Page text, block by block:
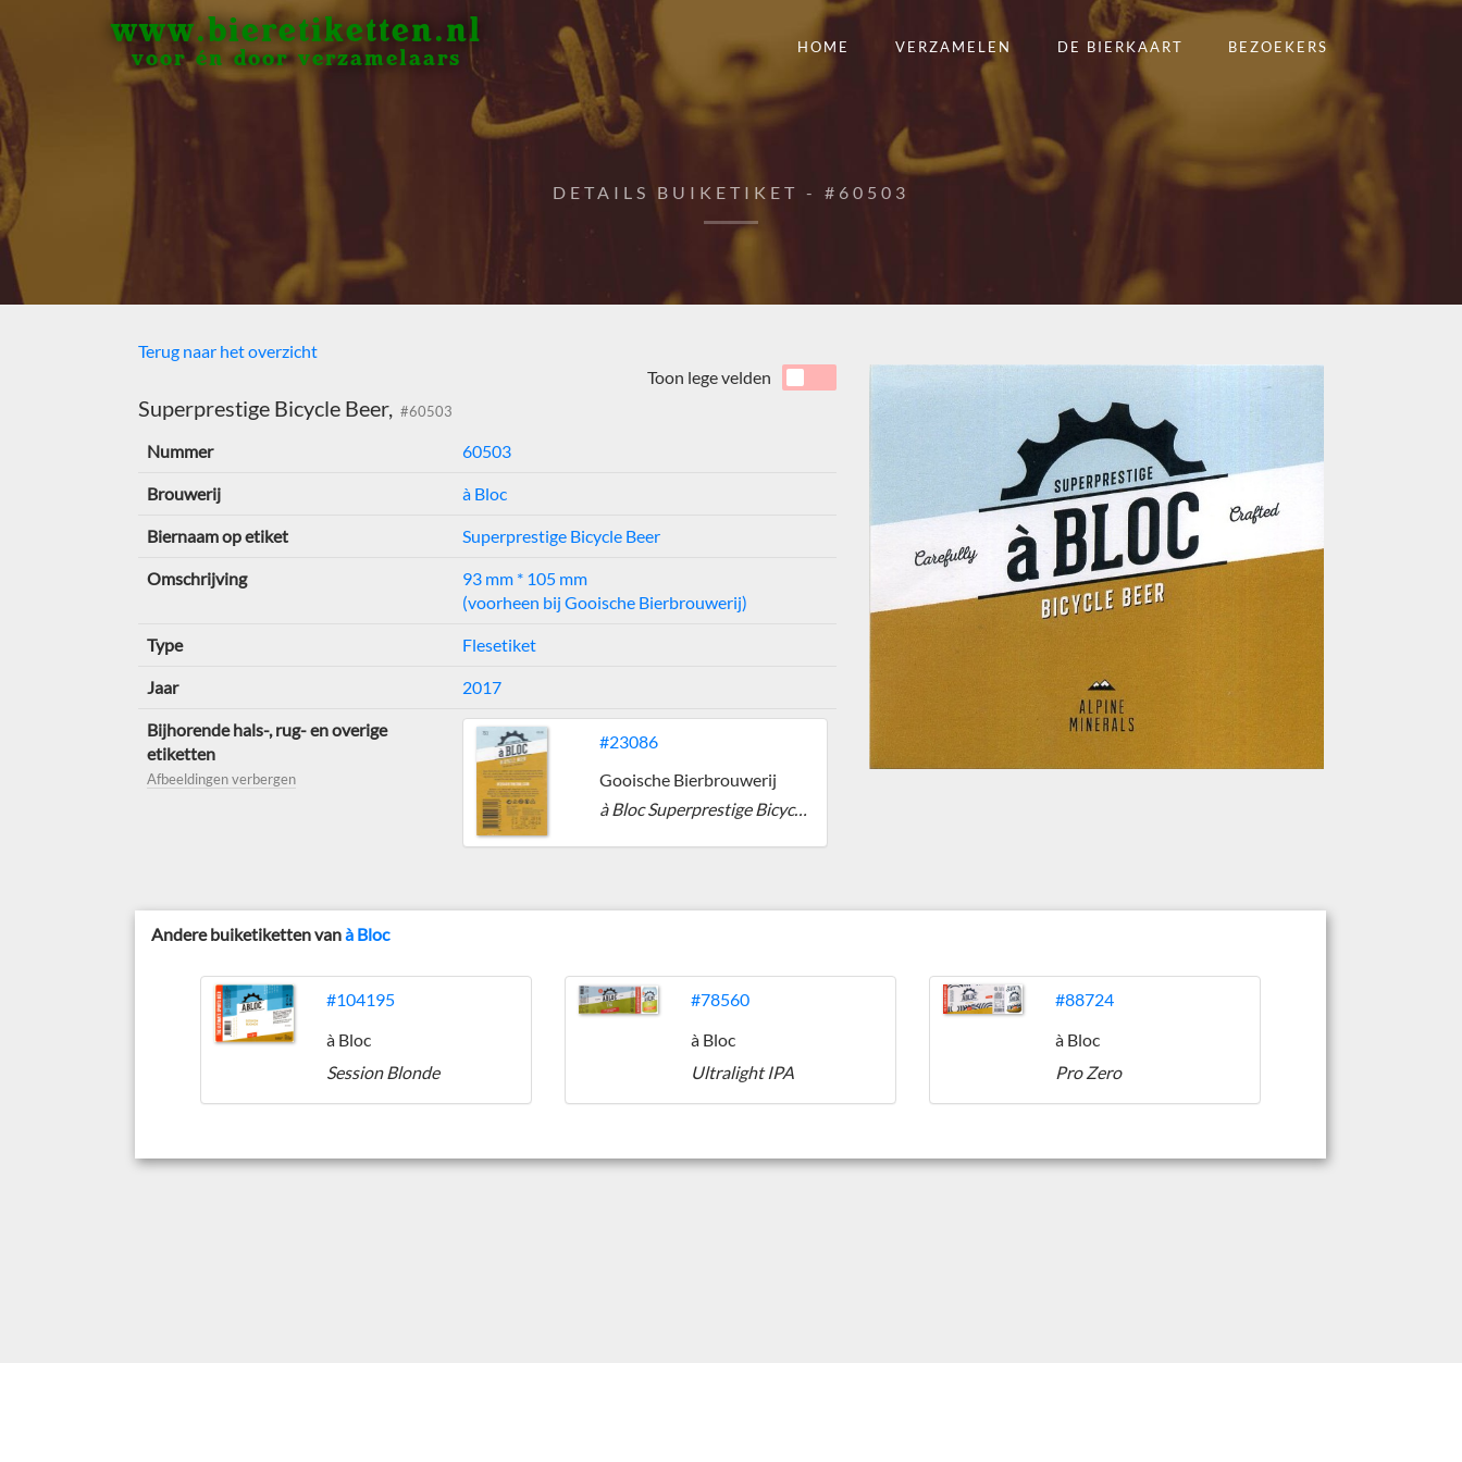
www.bieretiketten.nl
voor én door verzamelaars
HOME VERZAMELEN DE BIERKAART BEZOEKERS
DETAILS BUIKETIKET - #60503
Terug naar het overzicht
Superprestige Bicycle Beer, #60503
Toon lege velden
Nummer 60503
Brouwerij à Bloc
Biernaam op etiket Superprestige Bicycle Beer
Omschrijving
93 mm * 105 mm
(voorheen bij Gooische Bierbrouwerij)
Type Flesetiket
Jaar 2017
Bijhorende hals-, rug- en overige
etiketten
Afbeeldingen verbergen
#23086
Gooische Bierbrouwerij
à Bloc Superprestige Bicycle Beer
Andere buiketiketten vanà Bloc
#104195
à Bloc
Session Blonde
#78560
à Bloc
Ultralight IPA
#88724
à Bloc
Pro Zero